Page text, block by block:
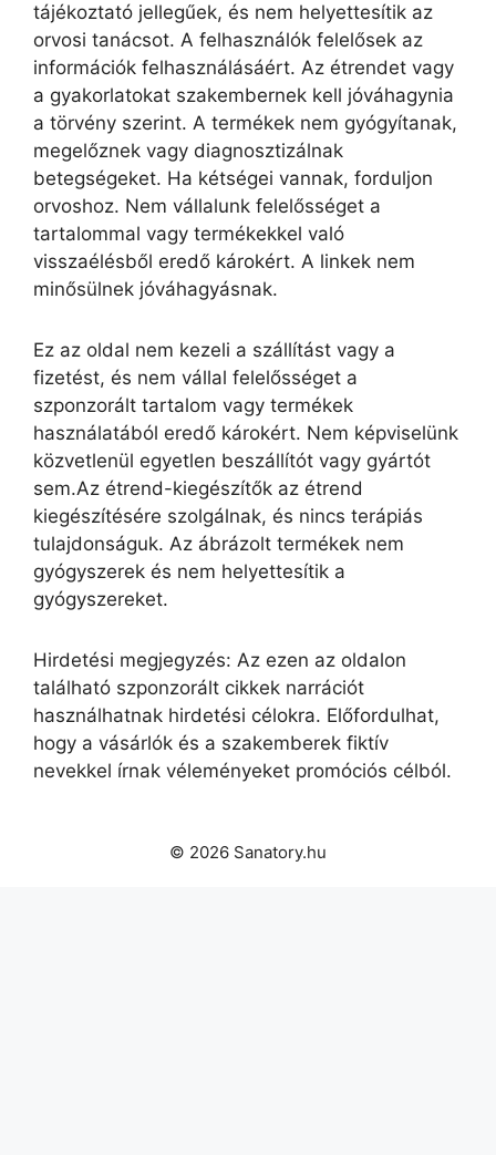
tájékoztató jellegűek, és nem helyettesítik az
orvosi tanácsot. A felhasználók felelősek az
információk felhasználásáért. Az étrendet vagy
a gyakorlatokat szakembernek kell jóváhagynia
a törvény szerint. A termékek nem gyógyítanak,
megelőznek vagy diagnosztizálnak
betegségeket. Ha kétségei vannak, forduljon
orvoshoz. Nem vállalunk felelősséget a
tartalommal vagy termékekkel való
visszaélésből eredő károkért. A linkek nem
minősülnek jóváhagyásnak.
Ez az oldal nem kezeli a szállítást vagy a
fizetést, és nem vállal felelősséget a
szponzorált tartalom vagy termékek
használatából eredő károkért. Nem képviselünk
közvetlenül egyetlen beszállítót vagy gyártót
sem.Az étrend-kiegészítők az étrend
kiegészítésére szolgálnak, és nincs terápiás
tulajdonságuk. Az ábrázolt termékek nem
gyógyszerek és nem helyettesítik a
gyógyszereket.
Hirdetési megjegyzés: Az ezen az oldalon
található szponzorált cikkek narrációt
használhatnak hirdetési célokra. Előfordulhat,
hogy a vásárlók és a szakemberek fiktív
nevekkel írnak véleményeket promóciós célból.
© 2026 Sanatory.hu